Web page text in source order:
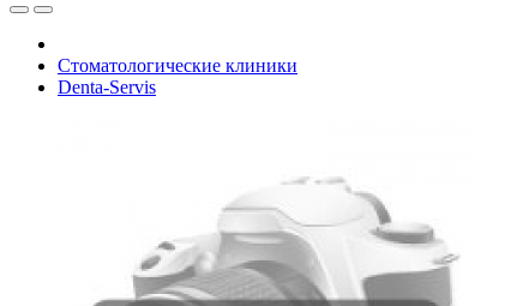
Стоматологические клиники
Denta-Servis